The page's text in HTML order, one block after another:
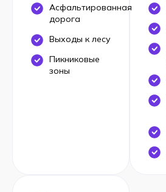
Асфальтированная
дорога
Выходы к лесу
Пикниковые
зоны